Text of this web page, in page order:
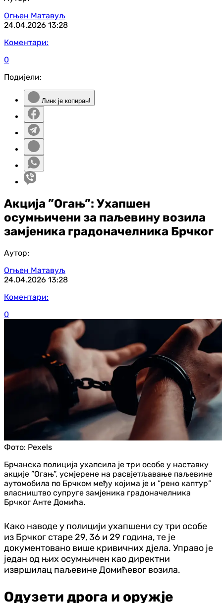
Огњен Матавуљ
24.04.2026 13:28
Коментари:
0
Подијели:
Линк је копиран!
Акција ”Огањ”: Ухапшен
осумњичени за паљевину возила
замјеника градоначелника Брчког
Аутор:
Огњен Матавуљ
24.04.2026 13:28
Коментари:
0
Фото: Pexels
Брчанска полиција ухапсила је три особе у наставку
акције ”Огањ”, усмјерене на расвјетљавање паљевине
аутомобила по Брчком међу којима је и ”рено каптур”
власништво супруге замјеника градоначелника
Брчког Анте Домића.
Како наводе у полицији ухапшени су три особе
из Брчког старе 29, 36 и 29 година, те је
документовано више кривичних дјела. Управо је
један од њих осумњичен као директни
извршилац паљевине Домићевог возила.
Одузети дрога и оружје